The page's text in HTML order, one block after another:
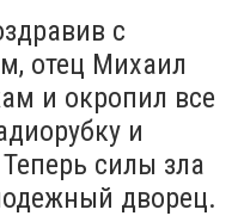
с
отец Михаил
и окропил все
и
силы зла
дворец.